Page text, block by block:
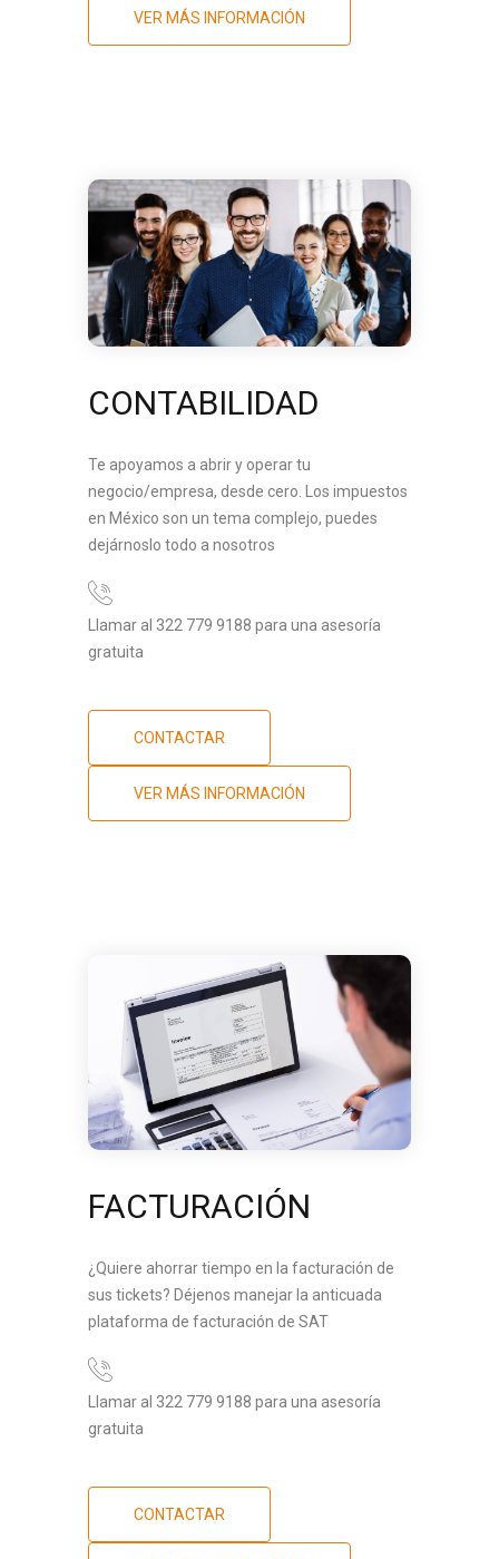
VER MÁS INFORMACIÓN
CONTABILIDAD
Te apoyamos a abrir y operar tu
negocio/empresa, desde cero. Los impuestos
en México son un tema complejo, puedes
dejárnoslo todo a nosotros
Llamar al 322 779 9188 para una asesoría
gratuita
CONTACTAR
VER MÁS INFORMACIÓN
FACTURACIÓN
¿Quiere ahorrar tiempo en la facturación de
sus tickets? Déjenos manejar la anticuada
plataforma de facturación de SAT
Llamar al 322 779 9188 para una asesoría
gratuita
CONTACTAR